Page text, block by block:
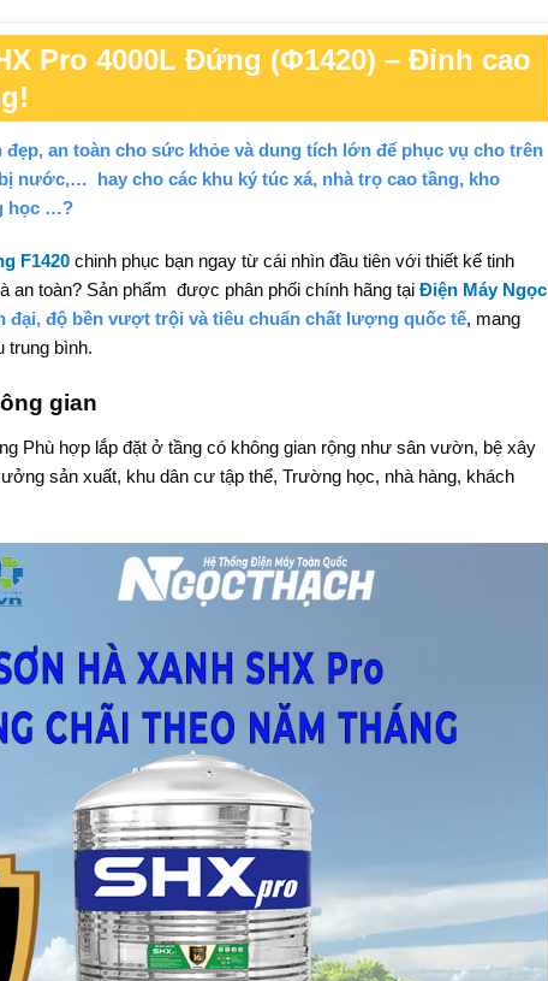
Pro 4000L Đứng (Φ1420) – Đỉnh cao
an toàn cho sức khỏe và dung tích lớn để phục vụ cho trên
nước,… hay cho các khu ký túc xá, nhà trọ cao tầng, kho
học …?
F1420chinh phục bạn ngay từ cái nhìn đầu tiên với thiết kế tinh
an toàn? Sản phẩm được phân phối chính hãng tại Điện Máy Ngọc
đại, độ bền vượt trội và tiêu chuẩn chất lượng quốc tế, mang
trung bình.
gian
Phù hợp lắp đặt ở tầng có không gian rộng như sân vườn, bệ xây
sản xuất, khu dân cư tập thể, Trường học, nhà hàng, khách